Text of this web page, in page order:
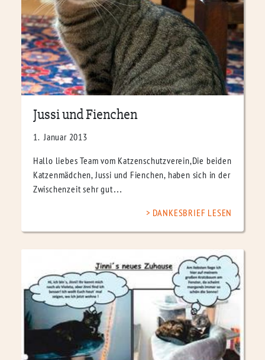
Jussi und Fienchen
1. Januar 2013
Hallo liebes Team vom Katzenschutzverein,Die beiden
Katzenmädchen, Jussi und Fienchen, haben sich in der
Zwischenzeit sehr gut…
DANKESBRIEF LESEN